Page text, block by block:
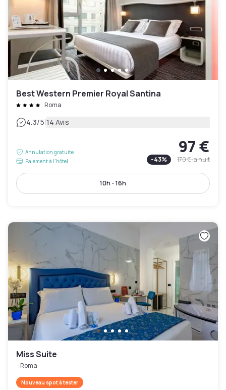
Best Western Premier Royal Santina
Roma
4.3/5|14 Avis
Annulation gratuite
Paiement à l'hôtel
97 €
-43% 170 €la nuit
10h - 16h
Miss Suite
Roma
Nouveau spot à tester